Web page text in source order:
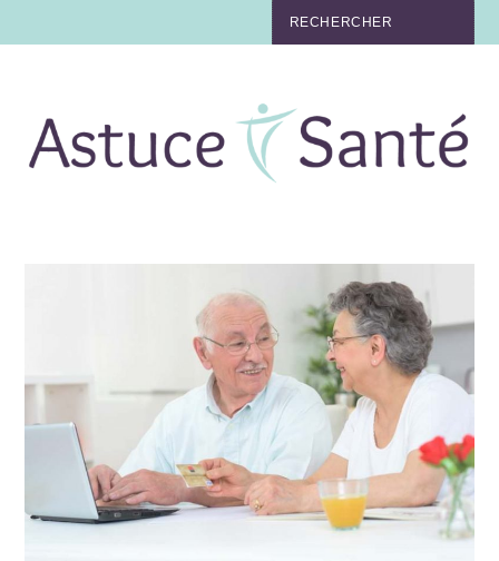
TABAC
MÉDECINE DOUCE
BIEN-ÊTRE
SANTÉ BUCCO-DENTAIRE